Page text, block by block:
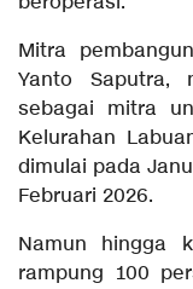
Mitra
Yanto Saputra,
sebagai mitra
Kelurahan
dimulai pada
Februari 2026.
Namun hingga
rampung 100